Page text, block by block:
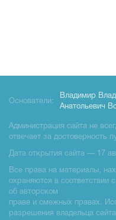
Основатели:
Владимир
Анатольевич
Администрация сайта не
отвечает за достоверность
Дата открытия сайта — 17
Все права на материалы,
охраняются в соответствии
об авторском
праве и смежных правах.
разрешения владельца